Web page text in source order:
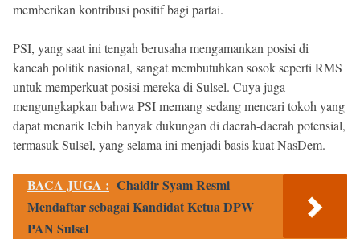
memberikan kontribusi positif bagi partai.
PSI, yang saat ini tengah berusaha mengamankan posisi di
kancah politik nasional, sangat membutuhkan sosok seperti RMS
untuk memperkuat posisi mereka di Sulsel. Cuya juga
mengungkapkan bahwa PSI memang sedang mencari tokoh yang
dapat menarik lebih banyak dukungan di daerah-daerah potensial,
termasuk Sulsel, yang selama ini menjadi basis kuat NasDem.
BACA JUGA : Chaidir Syam Resmi
Mendaftar sebagai Kandidat Ketua DPW
PAN Sulsel